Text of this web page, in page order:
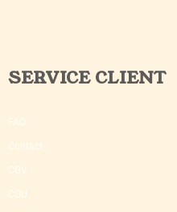
SERVICE CLIENT
FAQ
Contact
CGV
CGU